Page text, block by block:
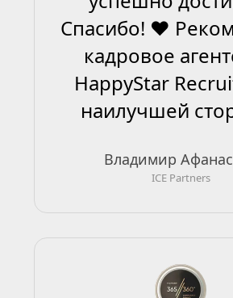
Спасибо! ❤
кадровое
HappyStar
наилучшей
Владимир
ICE Partners